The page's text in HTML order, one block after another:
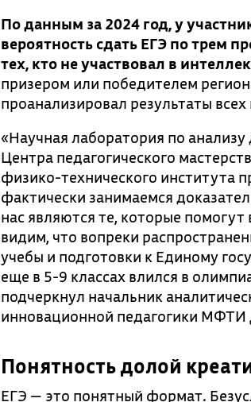
По данным за 2024 год, у
вероятность сдать ЕГЭ по трем
тех, кто не участвовал в
призером или победителем
проанализировал результаты
«Научная лаборатория по
Центра педагогического
физико-технического института
фактически занимаемся
нас являются те, которые
видим, что вопреки
учебы и подготовки к Единому
еще в 5-9 классах влился в
подчеркнул начальник
инновационной педагогики
Понятность долой
ЕГЭ — это понятный формат.